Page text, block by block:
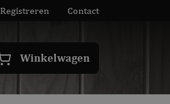
Registreren Contact
Winkelwagen